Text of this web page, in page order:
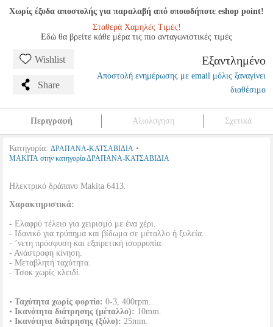
Χωρίς έξοδα αποστολής για παραλαβή από οποιοδήποτε eshop point!
Σταθερά Χαμηλές Τιμές!
Εδώ θα βρείτε κάθε μέρα τις πιο ανταγωνιστικές τιμές
Wishlist
Share
Εξαντλημένο
Αποστολή ενημέρωσης με email μόλις ξαναγίνει
διαθέσιμο
Περιγραφή Αξιολόγηση Σχετικά
Κατηγορία: ΔΡΑΠΑΝΑ-ΚΑΤΣΑΒΙΔΙΑ •
MAKITA στην κατηγορία ΔΡΑΠΑΝΑ-ΚΑΤΣΑΒΙΔΙΑ
Ηλεκτρικό δράπανο Makita 6413.
Χαρακτηριστικά:
- Ελαφρύ τέλειο για χειρισμό με ένα χέρι.
- Ιδανικό για τρύπημα και βίδωμα σε μέταλλο ή ξυλεία.
- ’νετη πρόσφυση και εξαιρετική ισορροπία.
- Ανάστροφη κίνηση.
- Μεταβλητή ταχύτητα.
- Τσοκ χωρίς κλειδί.
• Ταχύτητα χωρίς φορτίο: 0-3, 400rpm.
• Ικανότητα διάτρησης (μέταλλο): 10mm.
• Ικανότητα διάτρησης (ξύλο): 25mm.